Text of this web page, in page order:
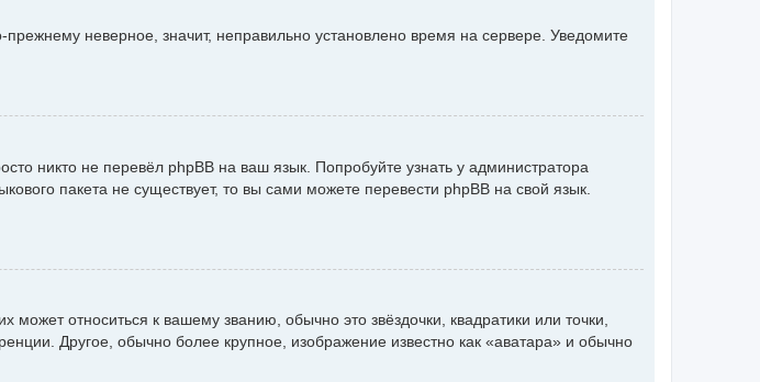
неверное, значит, неправильно установлено время на сервере. Уведомите
никто не перевёл phpBB на ваш язык. Попробуйте узнать у администратора
пакета не существует, то вы сами можете перевести phpBB на свой язык.
относиться к вашему званию, обычно это звёздочки, квадратики или точки,
Другое, обычно более крупное, изображение известно как «аватара» и обычно